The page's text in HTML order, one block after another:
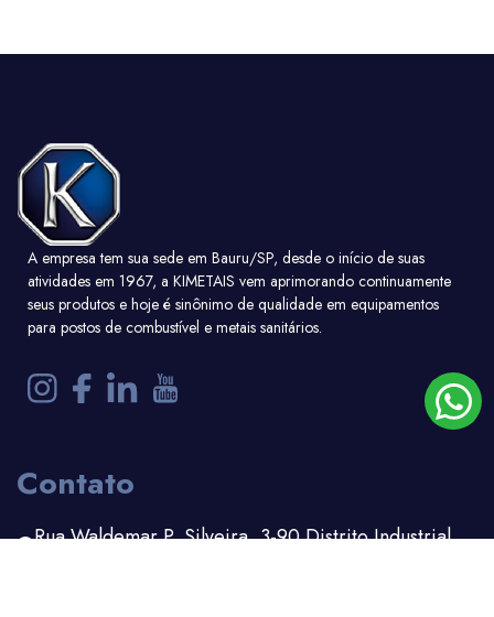
A empresa tem sua sede em Bauru/SP, desde o início de suas
atividades em 1967, a KIMETAIS vem aprimorando continuamente
seus produtos e hoje é sinônimo de qualidade em equipamentos
para postos de combustível e metais sanitários.
Contato
Rua Waldemar P. Silveira, 3-90 Distrito Industrial